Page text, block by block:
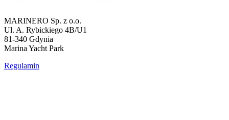
MARINERO Sp. z o.o.
Ul. A. Rybickiego 4B/U1
81-340 Gdynia
Marina Yacht Park
Regulamin